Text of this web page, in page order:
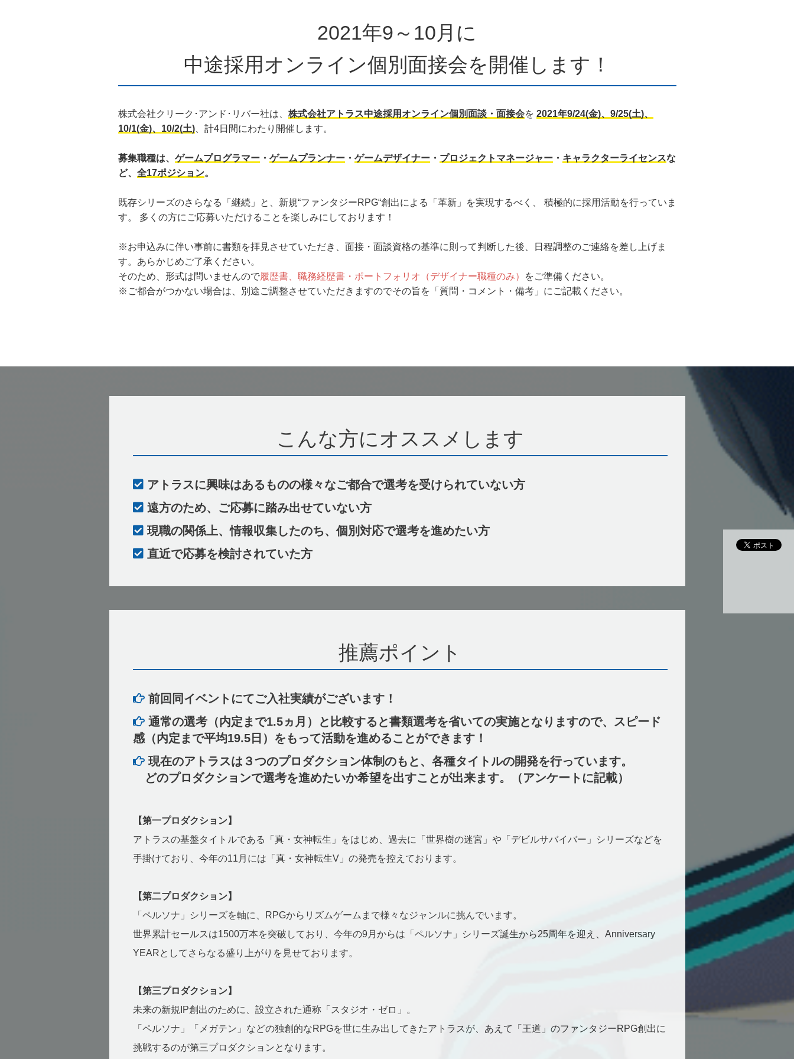
2021年9～10月に
中途採用オンライン個別面接会を開催します！
株式会社クリーク･アンド･リバー社は、 株式会社アトラス中途採用オンライン個別面談・面接会を 2021年9/24(金)、9/25(土)、
10/1(金)、10/2(土)、計4日間にわたり開催します。
募集職種は、 ゲームプログラマー・ ゲームプランナー・ ゲームデザイナー・ プロジェクトマネージャー・ キャラクターライセンスな
ど、 全17ポジション。
既存シリーズのさらなる「継続」と、新規“ファンタジーRPG“創出による「革新」を実現するべく、 積極的に採用活動を行っていま
す。 多くの方にご応募いただけることを楽しみにしております！
※お申込みに伴い事前に書類を拝見させていただき、面接・面談資格の基準に則って判断した後、日程調整のご連絡を差し上げま
す。あらかじめご了承ください。
そのため、形式は問いませんので履歴書、職務経歴書・ポートフォリオ（デザイナー職種のみ）
をご準備ください。
※ご都合がつかない場合は、別途ご調整させていただきますのでその旨を「質問・コメント・備考」にご記載ください。
こんな方にオススメします
アトラスに興味はあるものの様々なご都合で選考を受けられていない方
遠方のため、ご応募に踏み出せていない方
現職の関係上、情報収集したのち、個別対応で選考を進めたい方
直近で応募を検討されていた方
推薦ポイント
前回同イベントにてご入社実績がございます！
通常の選考（内定まで1.5ヵ月）と比較すると書類選考を省いての実施となりますので、スピード
感（内定まで平均19.5日）をもって活動を進めることができます！
現在のアトラスは３つのプロダクション体制のもと、各種タイトルの開発を行っています。
どのプロダクションで選考を進めたいか希望を出すことが出来ます。（アンケートに記載）
【第一プロダクション】
アトラスの基盤タイトルである「真・女神転生」をはじめ、過去に「世界樹の迷宮」や「デビルサバイバー」シリーズなどを
手掛けており、今年の11月には「真・女神転生V」の発売を控えております。
【第二プロダクション】
「ペルソナ」シリーズを軸に、RPGからリズムゲームまで様々なジャンルに挑んでいます。
世界累計セールスは1500万本を突破しており、今年の9月からは「ペルソナ」シリーズ誕生から25周年を迎え、Anniversary
YEARとしてさらなる盛り上がりを見せております。
【第三プロダクション】
未来の新規IP創出のために、設立された通称「スタジオ・ゼロ」。
「ペルソナ」「メガテン」などの独創的なRPGを世に生み出してきたアトラスが、あえて「王道」のファンタジーRPG創出に
挑戦するのが第三プロダクションとなります。